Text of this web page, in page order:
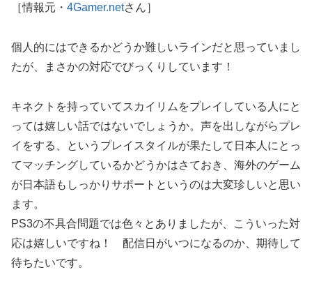
［情報元・ 4Gamer.netさん］
個人的にはできるかどうか難しいラインだと思っていまし
たが、まさかの対応でびっくりしています！
キネクトを持っていてスカイリムをプレイしている人にと
っては嬉しい話ではないでしょうか。声を出しながらプレ
イをする、というプレイスタイルが果たして日本人にとっ
てマッチングしているかどうかはさておき、海外のゲーム
が日本語もしっかりサポートというのは大変珍しいと思い
ます。
PS3の不具合問題では色々とありましたが、こういった対
応は嬉しいですね！ 配信日がいつになるのか、期待して
待ちたいです。